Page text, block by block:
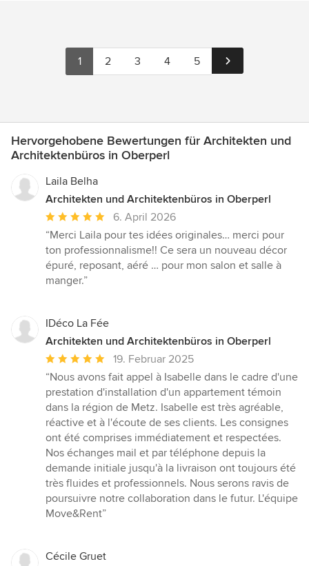
1 2 3 4 5
Hervorgehobene Bewertungen für Architekten und
Architektenbüros in Oberperl
Laila Belha
Architekten und Architektenbüros in Oberperl
Durchschnittliche
Bewertung:
5
von
5
6. April 2026
“Merci Laila pour tes idées originales… merci pour
ton professionnalisme!! Ce sera un nouveau décor
épuré, reposant, aéré … pour mon salon et salle à
manger.”
IDéco La Fée
Architekten und Architektenbüros in Oberperl
Durchschnittliche
Bewertung:
5
von
5
Sternen
19. Februar 2025
“Nous avons fait appel à Isabelle dans le cadre d'une
prestation d'installation d'un appartement témoin
dans la région de Metz. Isabelle est très agréable,
réactive et à l'écoute de ses clients. Les consignes
ont été comprises immédiatement et respectées.
Nos échanges mail et par téléphone depuis la
demande initiale jusqu'à la livraison ont toujours été
très fluides et professionnels. Nous serons ravis de
poursuivre notre collaboration dans le futur. L'équipe
Move&Rent”
Cécile Gruet